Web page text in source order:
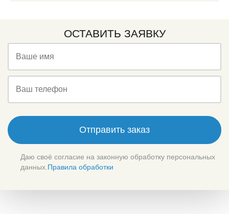
ОСТАВИТЬ ЗАЯВКУ
Ваше имя
Ваш телефон
Отправить заказ
Даю своё согласие на законную обработку персональных
данных. Правила обработки